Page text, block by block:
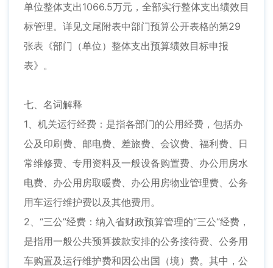
单位整体支出1066.5万元，全部实行整体支出绩效目
标管理。详见文尾附表中部门预算公开表格的第29
张表《部门（单位）整体支出预算绩效目标申报
表》。
七、名词解释
1、机关运行经费：是指各部门的公用经费，包括办
公及印刷费、邮电费、差旅费、会议费、福利费、日
常维修费、专用资料及一般设备购置费、办公用房水
电费、办公用房取暖费、办公用房物业管理费、公务
用车运行维护费以及其他费用。
2、“三公”经费：纳入省财政预算管理的“三公“经费，
是指用一般公共预算拨款安排的公务接待费、公务用
车购置及运行维护费和因公出国（境）费。其中，公